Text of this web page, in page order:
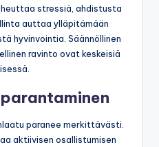
stressiä, ahdistusta
auttaa ylläpitämään
hyvinvointia. Säännöllinen
ravinto ovat keskeisiä
paranee merkittävästi.
aktiivisen osallistumisen